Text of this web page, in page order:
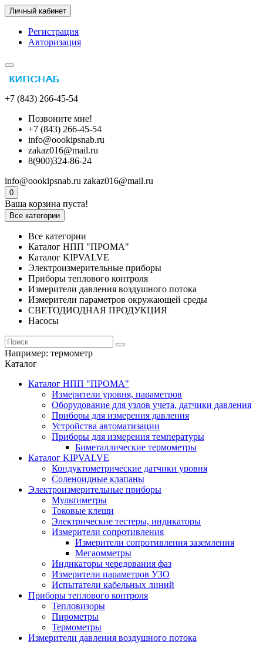
Личный кабинет
Регистрация
Авторизация
+7 (843) 266-45-54
Позвоните мне!
+7 (843) 266-45-54
info@oookipsnab.ru
zakaz016@mail.ru
8(900)324-86-24
info@oookipsnab.ru zakaz016@mail.ru
0
Ваша корзина пуста!
Все категории
Все категории
Каталог НПП "ПРОМА"
Каталог KIPVALVE
Электроизмерительные приборы
Приборы теплового контроля
Измерители давления воздушного потока
Измерители параметров окружающей среды
СВЕТОДИОДНАЯ ПРОДУКЦИЯ
Насосы
Например: термометр
Каталог
Каталог НПП "ПРОМА"
Измерители уровня, параметров
Оборудование для узлов учета, датчики давления
Приборы для измерения давления
Устройства автоматизации
Приборы для измерения температуры
Биметаллические термометры
Каталог KIPVALVE
Кондуктометрические датчики уровня
Соленоидные клапаны
Электроизмерительные приборы
Мультиметры
Токовые клещи
Электрические тестеры, индикаторы
Измерители сопротивления
Измерители сопротивления заземления
Мегаомметры
Индикаторы чередования фаз
Измерители параметров УЗО
Испытатели кабельных линий
Приборы теплового контроля
Тепловизоры
Пирометры
Термометры
Измерители давления воздушного потока